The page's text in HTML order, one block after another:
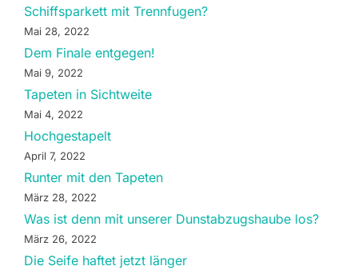
Schiffsparkett mit Trennfugen?
Mai 28, 2022
Dem Finale entgegen!
Mai 9, 2022
Tapeten in Sichtweite
Mai 4, 2022
Hochgestapelt
April 7, 2022
Runter mit den Tapeten
März 28, 2022
Was ist denn mit unserer Dunstabzugshaube los?
März 26, 2022
Die Seife haftet jetzt länger